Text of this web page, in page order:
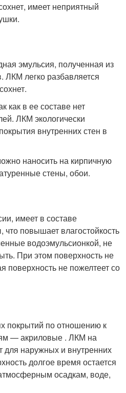
имеет неприятный
эмульсия, полученная из
легко разбавляется
как в ее составе нет
ЛКМ экологически
внутренних стен в
наносить на кирпичную
стены, обои.
имеет в составе
повышает влагостойкость
водоэмульсионкой, не
При этом поверхность не
поверхность не пожелтеет со
покрытий по отношению к
— акриловые . ЛКМ на
наружных и внутренних
долгое время остается
осадкам, воде,